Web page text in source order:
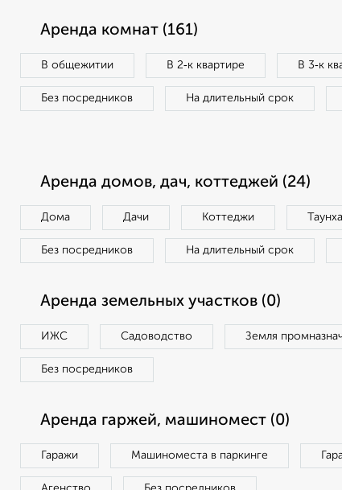
Аренда комнат (161)
В общежитии В 2‑к квартире В 3‑к
Без посредников На длительный срок
Аренда домов, дач, коттеджей (24)
Дома Дачи Коттеджи
Без посредников На длительный срок
Аренда земельных участков (0)
ИЖС Садоводство Земля
Без посредников
Аренда гаржей, машиномест (0)
Гаражи Машиноместа в паркинге